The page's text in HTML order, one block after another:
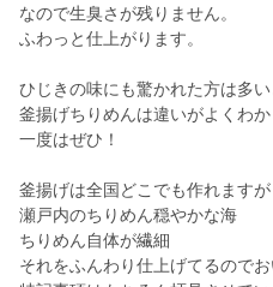
なので生臭さが残りません。
ふわっと仕上がります。
ひじきの味にも驚かれた方は多
釜揚げちりめんは違いがよくわ
一度はぜひ！
釜揚げは全国どこでも作れますが
瀬戸内のちりめん穏やかな海
ちりめん自体が繊細
それをふんわり仕上げてるので